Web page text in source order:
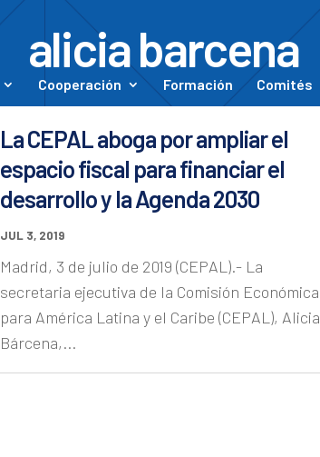
Cooperación Formación Comités
alicia barcena
La CEPAL aboga por ampliar el
espacio fiscal para financiar el
desarrollo y la Agenda 2030
JUL 3, 2019
Madrid, 3 de julio de 2019 (CEPAL).- La
secretaria ejecutiva de la Comisión Económica
para América Latina y el Caribe (CEPAL), Alicia
Bárcena,...